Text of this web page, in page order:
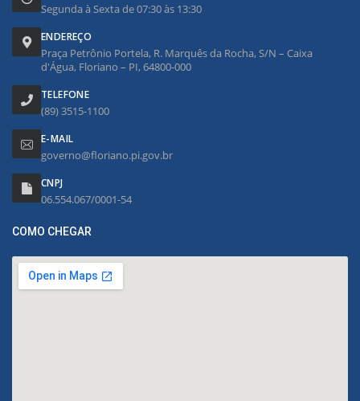
Segunda à Sexta de 07:30 às 13:30
ENDEREÇO
Praça Petrônio Portela, R. Marquês da Rocha, S/N – Caixa
d'Água, Floriano – PI, 64800-000
TELEFONE
(89) 3515-1100
E-MAIL
governo@floriano.pi.gov.br
CNPJ
06.554.067/0001-54
COMO CHEGAR